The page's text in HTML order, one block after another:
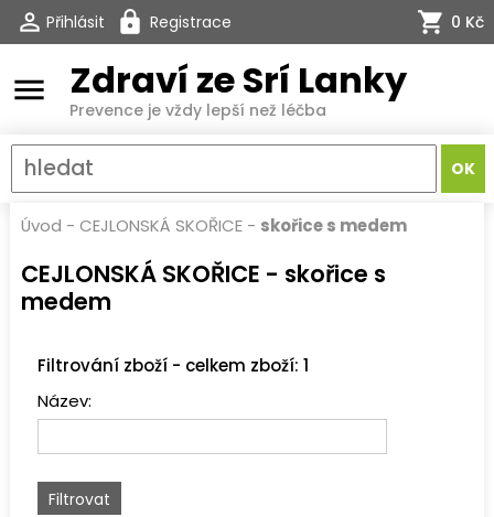
Přihlásit Registrace 0 Kč
menu Zdraví ze Srí Lanky
Prevence je vždy lepší než léčba
Úvod - CEJLONSKÁ SKOŘICE- skořice s medem
CEJLONSKÁ SKOŘICE - skořice s
medem
Filtrování zboží - celkem zboží: 1
Název: